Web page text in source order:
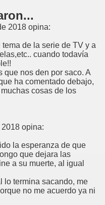
2018 opina:
de la serie de TV y a
cuando todavía
que nos den por saco. A
ha comentado debajo,
cosas de los
opina:
la esperanza de que
que dejara las
a su muerte, al igual
lo termina sacando, me
no me acuerdo ya ni